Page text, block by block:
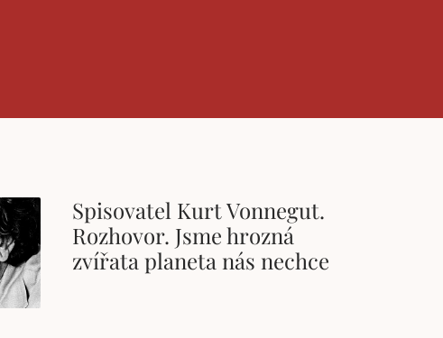
Spisovatel Kurt Vonnegut.
Rozhovor. Jsme hrozná
zvířata planeta nás nechce